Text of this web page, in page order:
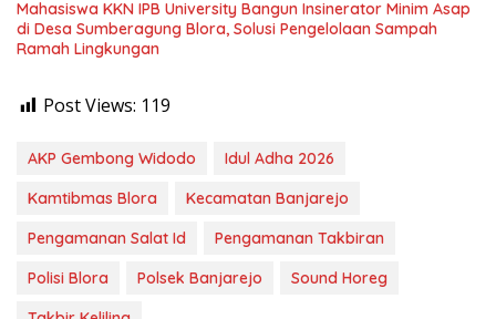
Mahasiswa KKN IPB University Bangun Insinerator Minim Asap
di Desa Sumberagung Blora, Solusi Pengelolaan Sampah
Ramah Lingkungan ‎
Post Views: 119
AKP Gembong Widodo
Idul Adha 2026
Kamtibmas Blora
Kecamatan Banjarejo
Pengamanan Salat Id
Pengamanan Takbiran
Polisi Blora
Polsek Banjarejo
Sound Horeg